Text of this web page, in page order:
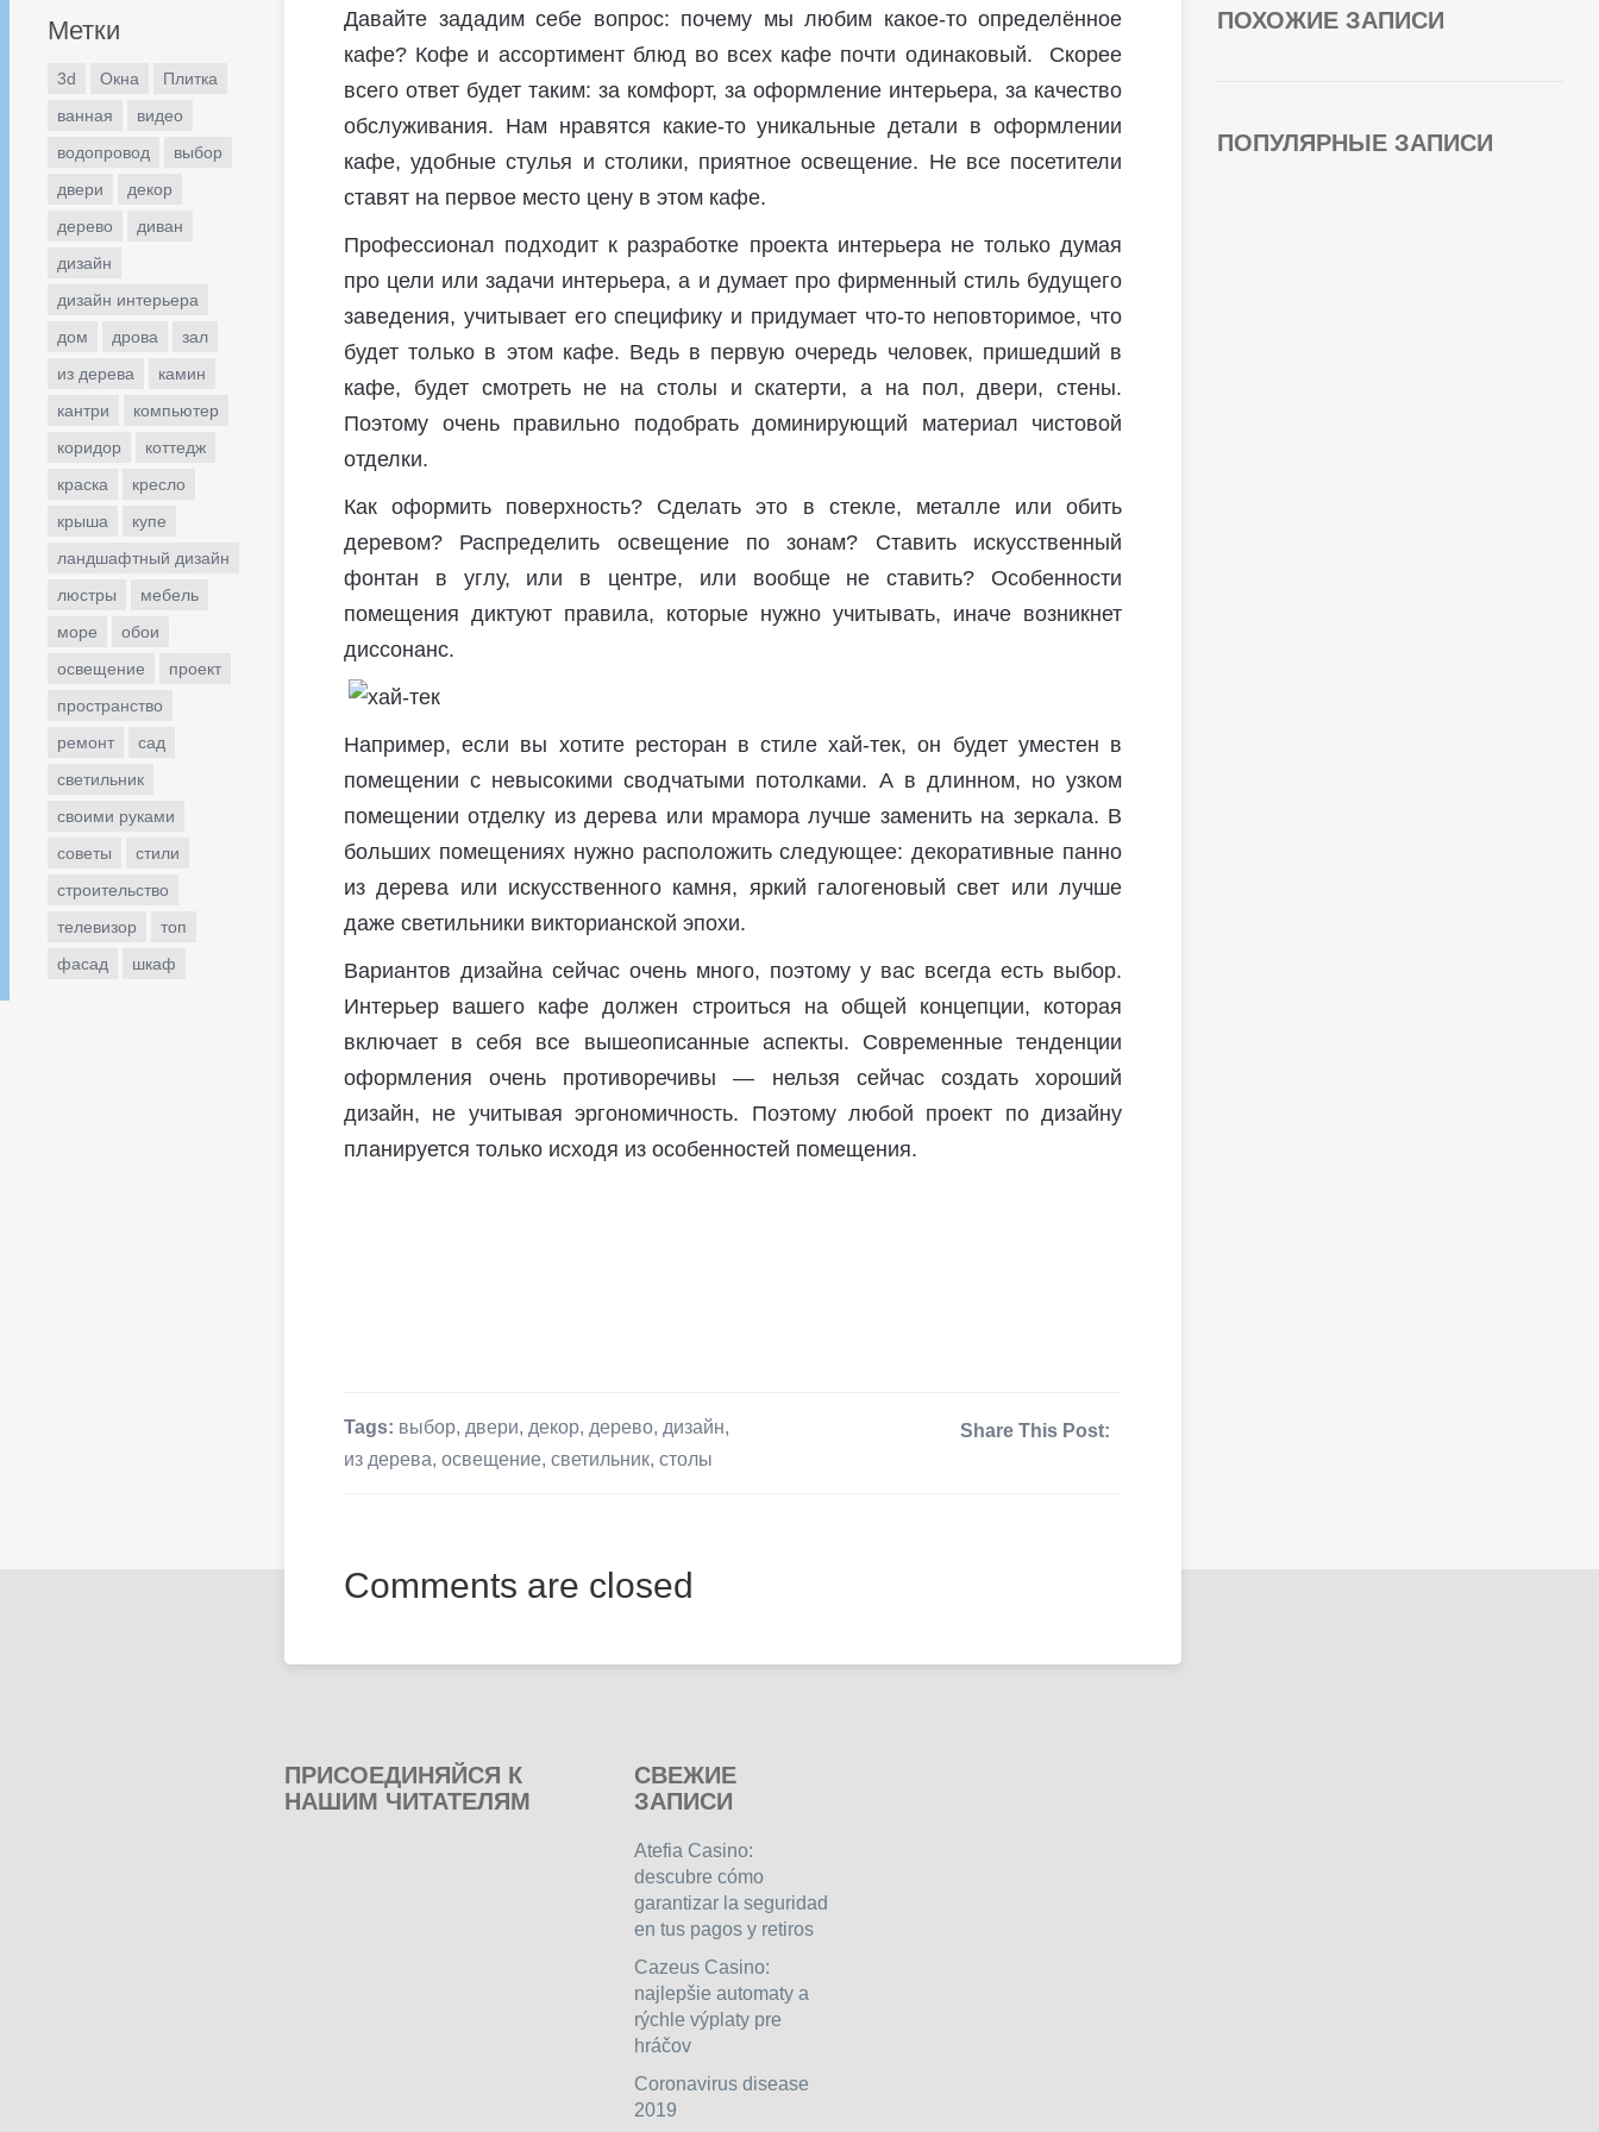
Метки
3d Окна
Плитка
ванная
видео
водопровод
выбор
двери
декор
дерево
диван
дизайн
дизайн интерьера
дом
дрова
зал
из дерева
камин
кантри
компьютер
коридор
коттедж
краска
кресло
крыша
купе
ландшафтный дизайн
люстры
мебель
море
обои
освещение
проект
пространство
ремонт
сад
светильник
своими руками
советы
стили
строительство
телевизор
топ
фасад
шкаф
Давайте зададим себе вопрос: почему мы любим какое-то определённое
кафе? Кофе и ассортимент блюд во всех кафе почти одинаковый. Скорее
всего ответ будет таким: за комфорт, за оформление интерьера, за качество
обслуживания. Нам нравятся какие-то уникальные детали в оформлении
кафе, удобные стулья и столики, приятное освещение. Не все посетители
ставят на первое место цену в этом кафе.
Профессионал подходит к разработке проекта интерьера не только думая
про цели или задачи интерьера, а и думает про фирменный стиль будущего
заведения, учитывает его специфику и придумает что-то неповторимое, что
будет только в этом кафе. Ведь в первую очередь человек, пришедший в
кафе, будет смотреть не на столы и скатерти, а на пол, двери, стены.
Поэтому очень правильно подобрать доминирующий материал чистовой
отделки.
Как оформить поверхность? Сделать это в стекле, металле или обить
деревом? Распределить освещение по зонам? Ставить искусственный
фонтан в углу, или в центре, или вообще не ставить? Особенности
помещения диктуют правила, которые нужно учитывать, иначе возникнет
диссонанс.
Например, если вы хотите ресторан в стиле хай-тек, он будет уместен в
помещении с невысокими сводчатыми потолками. А в длинном, но узком
помещении отделку из дерева или мрамора лучше заменить на зеркала. В
больших помещениях нужно расположить следующее: декоративные панно
из дерева или искусственного камня, яркий галогеновый свет или лучше
даже светильники викторианской эпохи.
Вариантов дизайна сейчас очень много, поэтому у вас всегда есть выбор.
Интерьер вашего кафе должен строиться на общей концепции, которая
включает в себя все вышеописанные аспекты. Современные тенденции
оформления очень противоречивы — нельзя сейчас создать хороший
дизайн, не учитывая эргономичность. Поэтому любой проект по дизайну
планируется только исходя из особенностей помещения.
Tags: выбор, двери, декор, дерево, дизайн,
из дерева, освещение, светильник, столы
Share This Post:
Comments are closed
ПОХОЖИЕ ЗАПИСИ
ПОПУЛЯРНЫЕ ЗАПИСИ
ПРИСОЕДИНЯЙСЯ К
НАШИМ ЧИТАТЕЛЯМ
СВЕЖИЕ
ЗАПИСИ
Atefia Casino:
descubre cómo
garantizar la seguridad
en tus pagos y retiros
Cazeus Casino:
najlepšie automaty a
rýchle výplaty pre
hráčov
Coronavirus disease
2019